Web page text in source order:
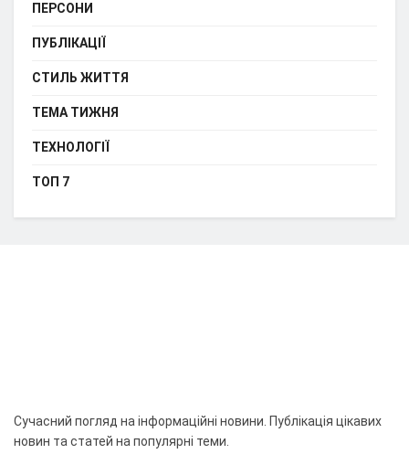
ПЕРСОНИ
ПУБЛІКАЦІЇ
СТИЛЬ ЖИТТЯ
ТЕМА ТИЖНЯ
ТЕХНОЛОГІЇ
ТОП 7
Сучасний погляд на інформаційні новини. Публікація цікавих
новин та статей на популярні теми.